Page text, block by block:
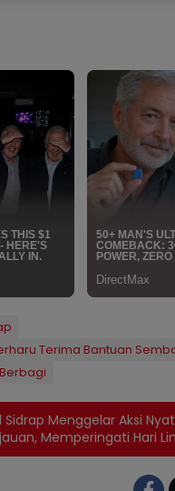
Terima Bantuan
Sidrap Menggelar Aksi
Memperingati Hari
Dunia.